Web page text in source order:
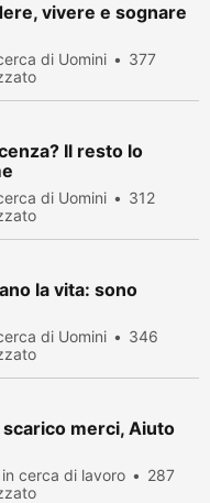
vivere e sognare
di Uomini
377
Il resto lo
di Uomini
312
la vita: sono
di Uomini
346
merci, Aiuto
cerca di lavoro
287